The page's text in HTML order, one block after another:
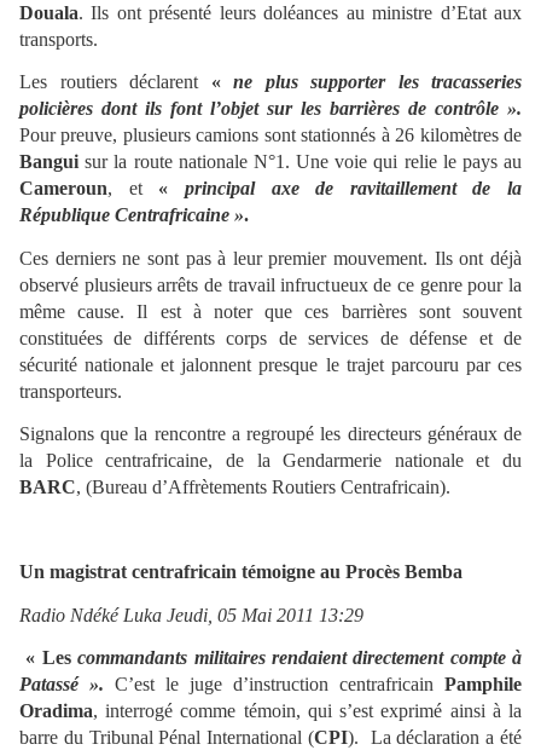
Douala. Ils ont présenté leurs doléances au ministre d’Etat aux
transports.
Les routiers déclarent « ne plus supporter les tracasseries
policières dont ils font l’objet sur les barrières de contrôle ».
Pour preuve, plusieurs camions sont stationnés à 26 kilomètres de
Bangui sur la route nationale N°1. Une voie qui relie le pays au
Cameroun, et « principal axe de ravitaillement de la
République Centrafricaine ».
Ces derniers ne sont pas à leur premier mouvement. Ils ont déjà
observé plusieurs arrêts de travail infructueux de ce genre pour la
même cause. Il est à noter que ces barrières sont souvent
constituées de différents corps de services de défense et de
sécurité nationale et jalonnent presque le trajet parcouru par ces
transporteurs.
Signalons que la rencontre a regroupé les directeurs généraux de
la Police centrafricaine, de la Gendarmerie nationale et du
BARC, (Bureau d’Affrètements Routiers Centrafricain).
Un magistrat centrafricain témoigne au Procès Bemba
Radio Ndéké Luka Jeudi, 05 Mai 2011 13:29
« Lescommandants militaires rendaient directement compte à
Patassé ». C’est le juge d’instruction centrafricain Pamphile
Oradima, interrogé comme témoin, qui s’est exprimé ainsi à la
barre du Tribunal Pénal International (CPI). La déclaration a été